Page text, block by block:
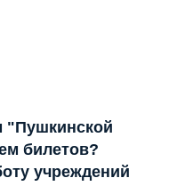
"Пушкинской
билетов?
учреждений